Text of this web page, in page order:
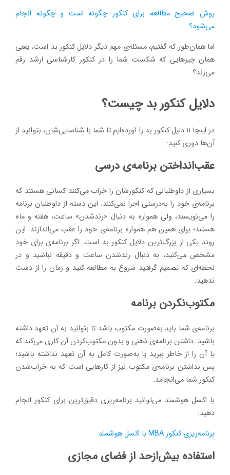
روش صحیح مطالعه برای کنکور چگونه است و چگونه انجام
می‌شود؟
اما همان‌طور که گفتیم، مسئله‌ی مهم دیگر دلایل کنکور بد است، یعنی
همان چیزهایی که شکست شما را در کنکور کارشناسی ارشد رقم
می‌زند؟
دلایل کنکور بد چیست؟
در اینجا ۱۱ دلیل کنکور بد را آورده‌ایم تا شما با شناسایی‌شان، بتوانید از
آن‌ها دوری کنید:
عقب‌انداختن برنامه‌ی درسی
بسیاری از داوطلبانی که کنکورشان را خراب می‌کنند کسانی هستند که
برنامه‌ی خود را به‌درستی اجرا نمی‌کنند. این دسته از داوطلبان برنامه
را می‌نویسند، ولی همواره به دنبال «رندشدن» ساعت، هفته و ماه
هستند؛ برای همین هم همواره برنامه‌ی خود را عقب می‌اندازند. این
روند یکی از بزرگ‌ترین دلایل کنکور بد است. اگر برنامه‌ی برای خود
مشخص می‌کنید، به دنبال رندشدن ساعت و دقیقه نباشید و در
لحظه‌ای که تصمیم گرفتید شروع به مطالعه کنید و زمان را از دست
ندهید.
مکتوب‌نکردن برنامه
برنامه‌ی شما باید به‌صورت مکتوب باشد تا بتوانید به آن تعهد داشته
باشید. داشتن برنامه‌ی ذهنی و بدون مکتوب‌کردن آن کاری می‌کند که
یا آن را از خاطر ببرید یا به‌صورت کامل به آن تعهد نداشته باشید؛
پس نداشتن برنامه‌ی مکتوب نیز از کارهایی است که به خراب‌شدن
کنکور شما می‌انجامد.
با اکسل هوشمند می‌توانید برنامه‌ریزی دقیق‌ترین برای کنکور انجام
دهید:
برنامه‌ریزی کنکور MBA با اکسل هوشمند
استفاده بیش‌ازحد از فضای مجازی